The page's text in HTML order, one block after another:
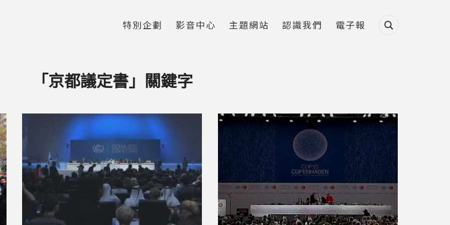
特別企劃 影音中心 主題網站 認識我們 電子報
「京都議定書」關鍵字